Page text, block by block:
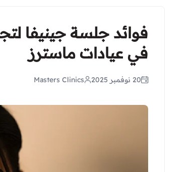
فوائد جلسة جينيفا
في عيادات ماسترز
20 نوفمبر 2025 Masters Clinics